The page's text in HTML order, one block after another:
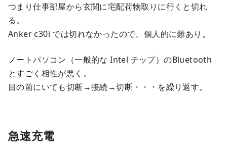
つまり仕事部屋から玄関に宅配荷物取りに行くと切れ
る。
Anker c30i では切れなかったので、個人的に難あり。
ノートパソコン（一般的な Intel チップ）のBluetooth
とすごく相性が悪く。
目の前にいても切断→接続→切断・・・を繰り返す。
急速充電